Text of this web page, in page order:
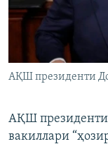
АҚШ президенти
АҚШ
вакиллари